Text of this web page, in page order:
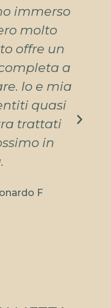
fra
struttura
verde,
staff
della
e ai
PS: